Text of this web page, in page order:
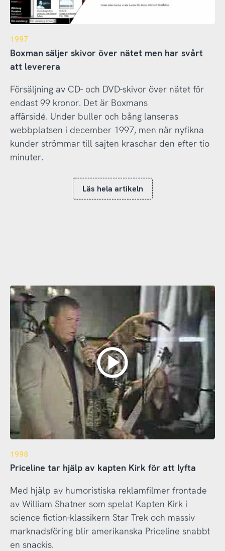
1997
Boxman säljer skivor över nätet men har svårt
att leverera
Försäljning av CD- och DVD-skivor över nätet för
endast 99 kronor. Det är Boxmans
affärsidé. Under buller och bång lanseras
webbplatsen i december 1997, men när nyfikna
kunder strömmar till sajten kraschar den efter tio
minuter.
Läs hela artikeln
1998
Priceline tar hjälp av kapten Kirk för att lyfta
Med hjälp av humoristiska reklamfilmer frontade
av William Shatner som spelat Kapten Kirk i
science fiction-klassikern Star Trek och massiv
marknadsföring blir amerikanska Priceline snabbt
en snackis.